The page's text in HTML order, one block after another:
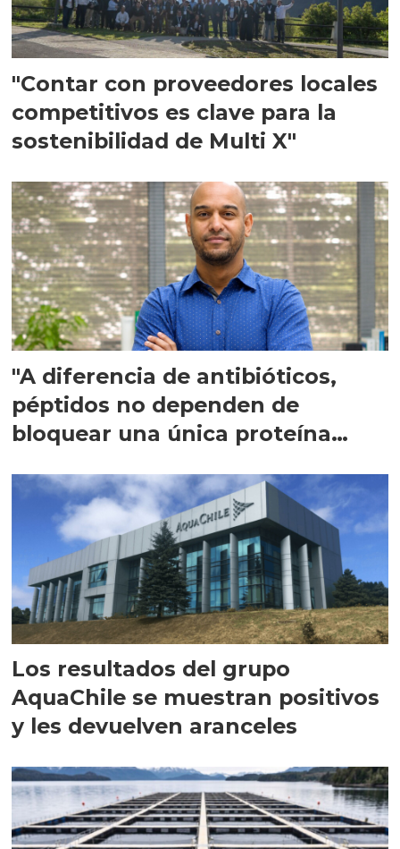
"Contar con proveedores locales
competitivos es clave para la
sostenibilidad de Multi X"
"A diferencia de antibióticos,
péptidos no dependen de
bloquear una única proteína
Los resultados del grupo
AquaChile se muestran positivos
y les devuelven aranceles